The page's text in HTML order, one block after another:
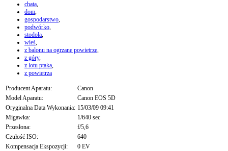
chata,
dom,
gospodarstwo,
podwórko,
stodoła,
wieś,
z balonu na ogrzane powietrze,
z góry,
z lotu ptaka,
z powietrza
Producent Aparatu:
Canon
Model Aparatu:
Canon EOS 5D
Oryginalna Data Wykonania: 15/03/09 09:41
Migawka:
1/640 sec
Przesłona:
f/5,6
Czułość ISO:
640
Kompensacja Ekspozycji:
0 EV